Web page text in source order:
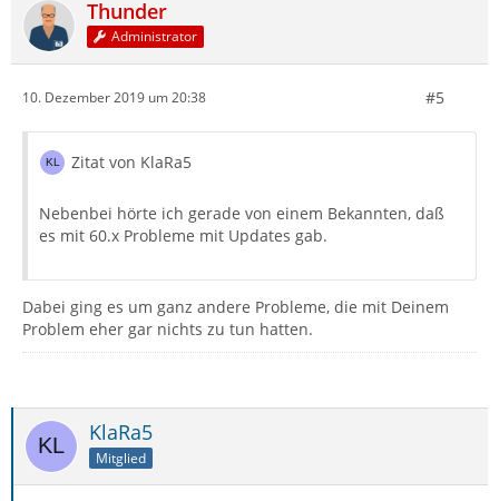
Thunder
Administrator
10. Dezember 2019 um 20:38 #5
Zitat von KlaRa5
Nebenbei hörte ich gerade von einem Bekannten, daß
es mit 60.x Probleme mit Updates gab.
Dabei ging es um ganz andere Probleme, die mit Deinem
Problem eher gar nichts zu tun hatten.
KlaRa5
Mitglied